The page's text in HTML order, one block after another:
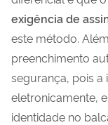
exigência de
este método.
preenchimento
segurança, pois a
eletronicamente,
identidade no